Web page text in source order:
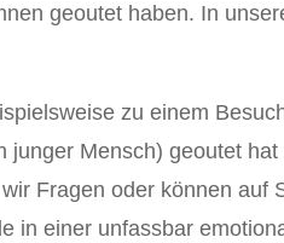
geoutet haben. In
zu einem
junger Mensch) geoutet
Fragen oder können
in einer unfassbar